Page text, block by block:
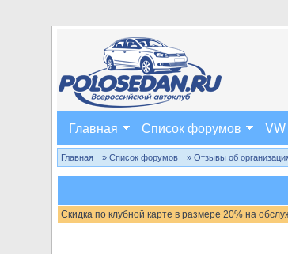
Главная Список форумов
Главная » Список форумов » Отзывы об
Скидка по клубной карте в размере 20% на